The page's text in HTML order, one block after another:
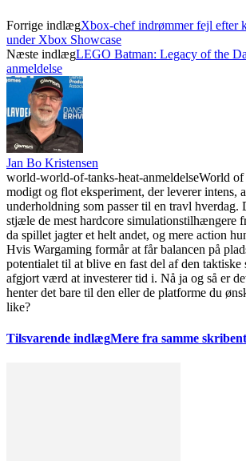
Forrige indlægXbox-chef indrømmer fejl efter
under Xbox Showcase
Næste indlægLEGO Batman: Legacy of the
anmeldelse
Jan Bo Kristensen
world-world-of-tanks-heat-anmeldelseWorld of
modigt og flot eksperiment, der leverer intens,
underholdning som passer til en travl
stjæle de mest hardcore simulationstilhængere
da spillet jagter et helt andet, og mere action
Hvis Wargaming formår at får balancen på
potentialet til at blive en fast del af den taktiske
afgjort værd at investerer tid i. Nå ja og så er
henter det bare til den eller de platforme du
like?
Tilsvarende indlægMere fra samme skribent